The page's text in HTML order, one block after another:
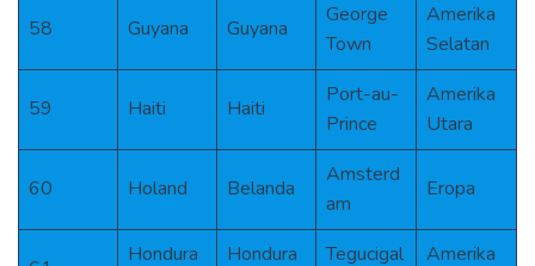
58 Guyana Guyana
George
Town
Amerika
Selatan
59 Haiti Haiti
Port-au-
Prince
Amerika
Utara
60 Holand Belanda
Amsterd
am
Eropa
Hondura Hondura Tegucigal Amerika